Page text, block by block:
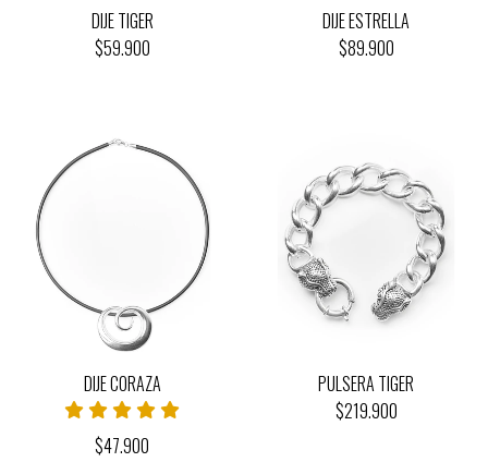
DIJE TIGER
$59.900
DIJE ESTRELLA
$89.900
DIJE CORAZA
$47.900
PULSERA TIGER
$219.900